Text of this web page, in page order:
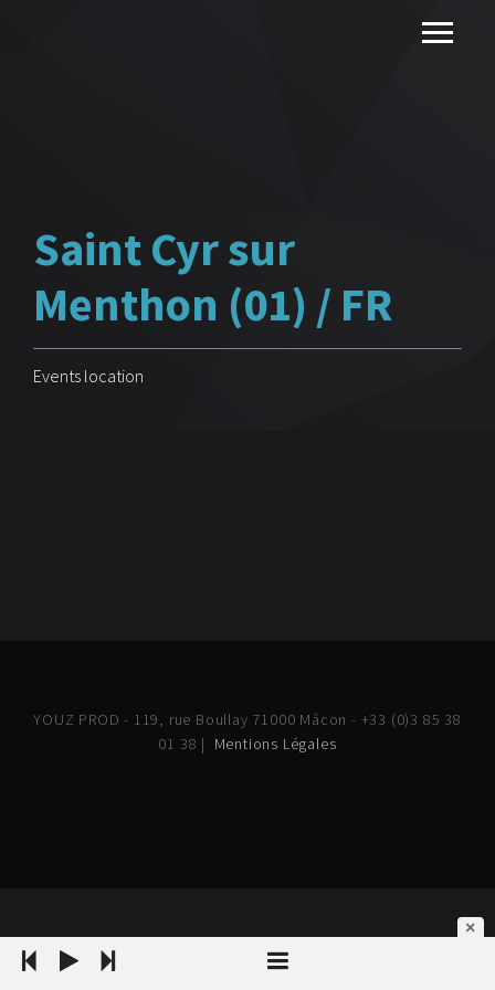
Saint Cyr sur
Menthon (01) / FR
Events location
YOUZ PROD - 119, rue Boullay 71000 Mâcon - +33 (0)3 85 38
01 38 | Mentions Légales